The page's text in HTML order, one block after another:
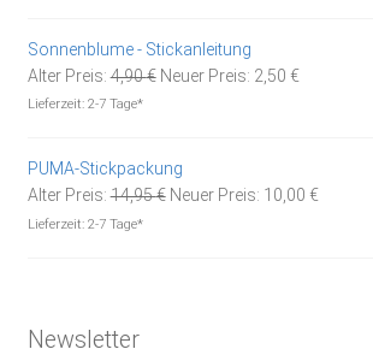
Sonnenblume - Stickanleitung
Alter Preis: 4,90€ Ursprünglicher
Neuer Preis: 2,50 €Aktueller
Lieferzeit: 2-7 Tage*
PUMA-Stickpackung
Alter Preis: 14,95€ Ursprünglicher
Neuer Preis: 10,00 €Aktueller
Lieferzeit: 2-7 Tage*
Newsletter